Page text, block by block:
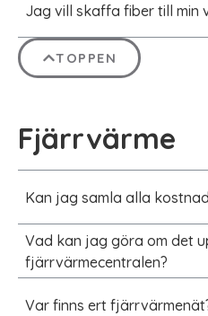
Jag vill skaffa fiber till min
TOPPEN
Fjärrvärme
Kan jag samla alla
Vad kan jag göra om det
fjärrvärmecentralen?
Var finns ert